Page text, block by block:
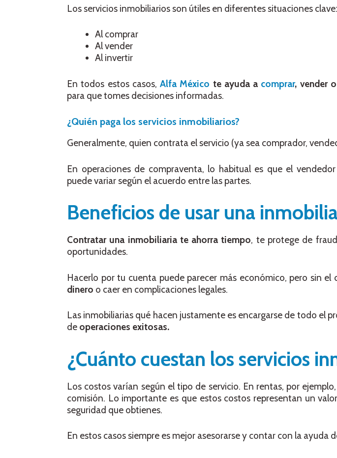
Los servicios inmobiliarios son útiles en diferentes situaciones clave:
Al comprar
Al vender
Al invertir
En todos estos casos, Alfa México te ayuda a comprar, vender
para que tomes decisiones informadas.
¿Quién paga los servicios inmobiliarios?
Generalmente, quien contrata el servicio (ya sea comprador,
En operaciones de compraventa, lo habitual es que el
puede variar según el acuerdo entre las partes.
Beneficios de usar una
Contratar una inmobiliaria te ahorra tiempo, te protege de
oportunidades.
Hacerlo por tu cuenta puede parecer más económico, pero sin
dinero o caer en complicaciones legales.
Las inmobiliarias qué hacen justamente es encargarse de todo el
de operaciones exitosas.
¿Cuánto cuestan los servicios
Los costos varían según el tipo de servicio. En rentas, por
comisión. Lo importante es que estos costos representan un
seguridad que obtienes.
En estos casos siempre es mejor asesorarse y contar con la ayuda